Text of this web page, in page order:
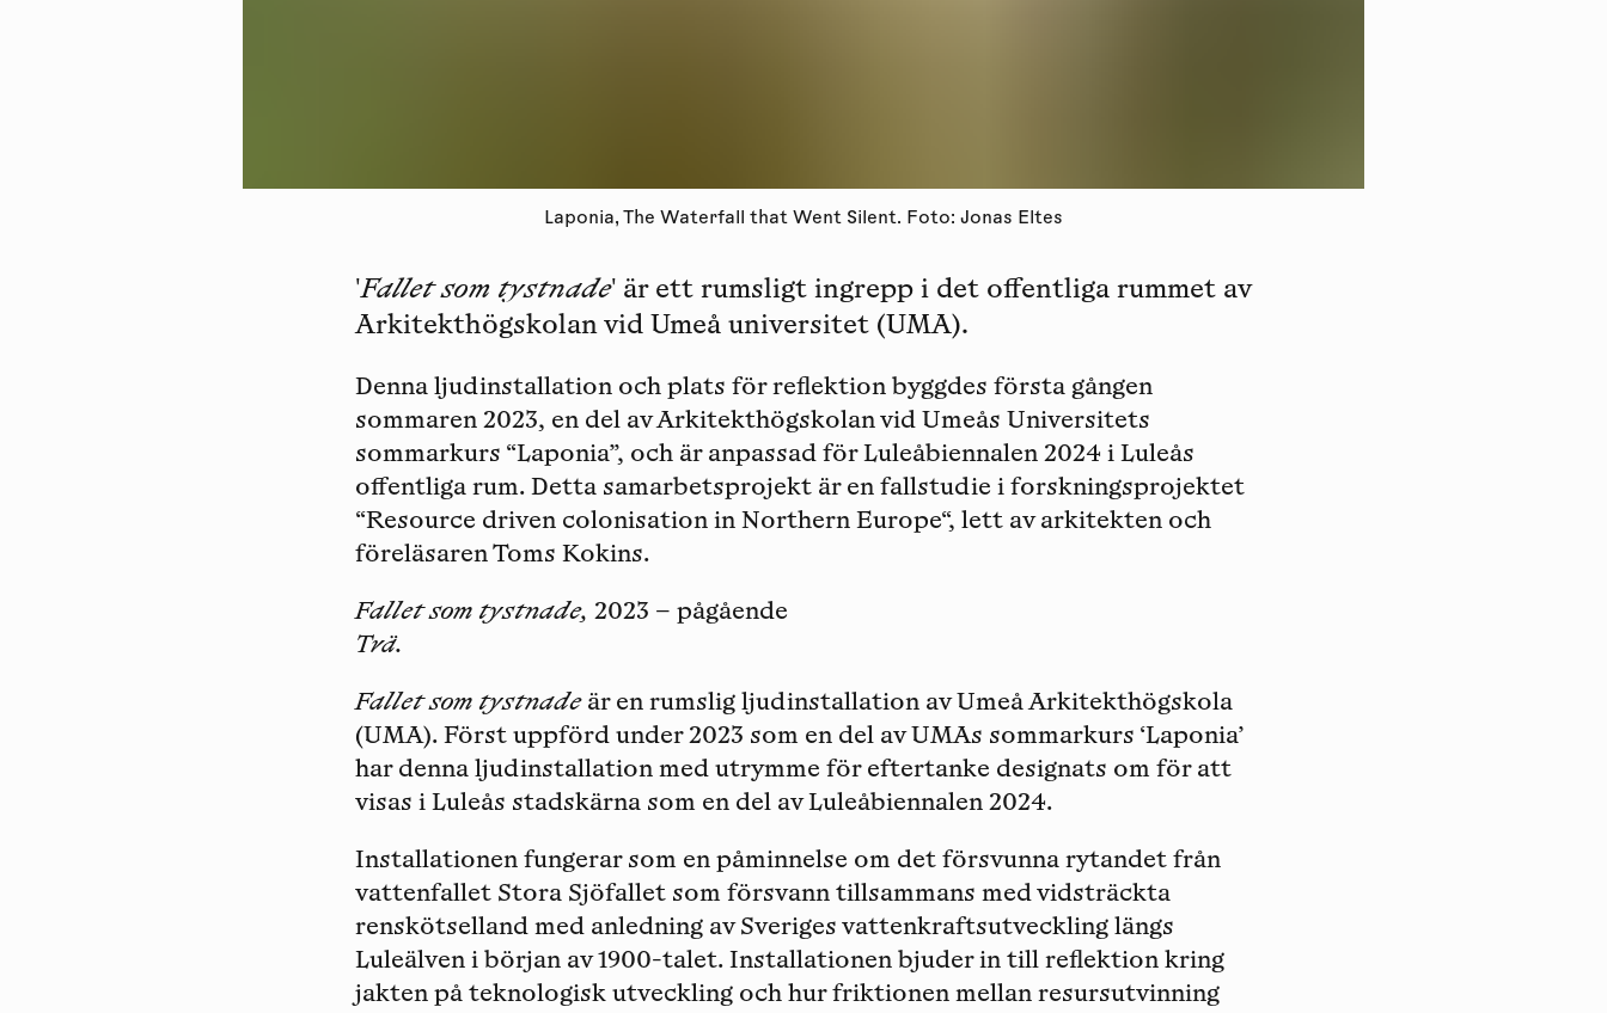
Laponia, The Waterfall that Went Silent. Foto: Jonas Eltes
'Fallet som tystnade' är ett rumsligt ingrepp i det offentliga rummet av
Arkitekthögskolan vid Umeå universitet (UMA).
Denna ljudinstallation och plats för reflektion byggdes första gången
sommaren 2023, en del av Arkitekthögskolan vid Umeås Universitets
sommarkurs “Laponia”, och är anpassad för Luleåbiennalen 2024 i Luleås
offentliga rum. Detta samarbetsprojekt är en fallstudie i forskningsprojektet
“Resource driven colonisation in Northern Europe“, lett av arkitekten och
föreläsaren Toms Kokins.
Fallet som tystnade,2023 – pågående
Trä.
Fallet som tystnade är en rumslig ljudinstallation av Umeå Arkitekthögskola
(UMA). Först uppförd under 2023 som en del av UMAs sommarkurs ‘Laponia’
har denna ljudinstallation med utrymme för eftertanke designats om för att
visas i Luleås stadskärna som en del av Luleåbiennalen 2024.
Installationen fungerar som en påminnelse om det försvunna rytandet från
vattenfallet Stora Sjöfallet som försvann tillsammans med vidsträckta
renskötselland med anledning av Sveriges vattenkraftsutveckling längs
Luleälven i början av 1900-talet. Installationen bjuder in till reflektion kring
jakten på teknologisk utveckling och hur friktionen mellan resursutvinning